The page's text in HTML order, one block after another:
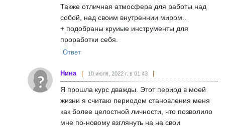
Также отличная атмосфера для работы над
собой, над своим внутреннии миром..
+ подобраны круиые инструменты для
проработки себя.
Ответ
Нина 10 июля, 2022 г. в 01:43
Я прошла курс дважды. Этот период в моей
жизни я считаю периодом становления меня
как более целостной личности, что позволило
мне по-новому взглянуть на на свои